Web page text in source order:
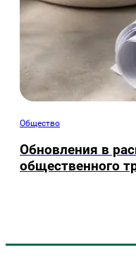
Общество
Обновления в
общественного